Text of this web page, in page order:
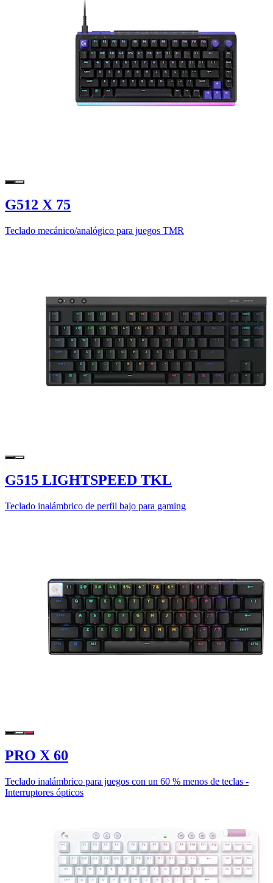
G512 X 75
Teclado mecánico/analógico para juegos TMR
G515 LIGHTSPEED TKL
Teclado inalámbrico de perfil bajo para gaming
PRO X 60
Teclado inalámbrico para juegos con un 60 % menos de teclas -
Interruptores ópticos